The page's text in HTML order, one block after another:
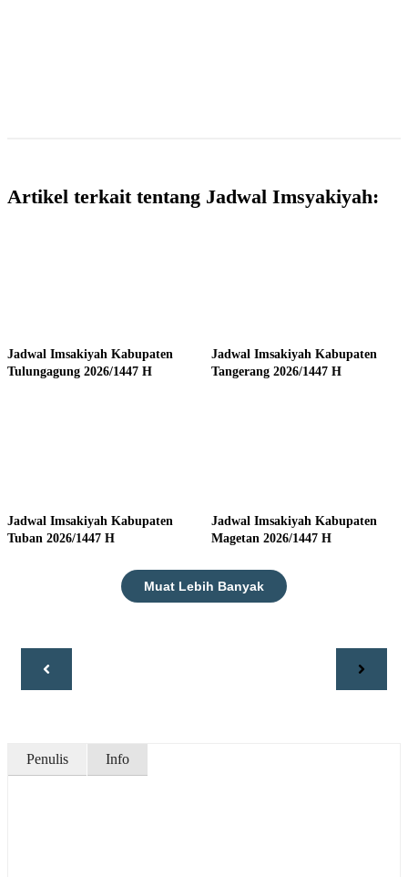
Artikel terkait tentang Jadwal Imsyakiyah:
Jadwal Imsakiyah Kabupaten
Tulungagung 2026/1447 H
Jadwal Imsakiyah Kabupaten
Tangerang 2026/1447 H
Jadwal Imsakiyah Kabupaten
Tuban 2026/1447 H
Jadwal Imsakiyah Kabupaten
Magetan 2026/1447 H
Muat Lebih Banyak
Penulis Info